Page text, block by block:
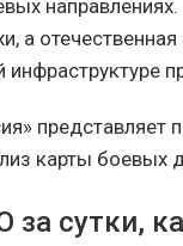
а
карты боевых
за сутки,